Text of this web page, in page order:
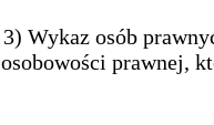
3) Wykaz osób
osobowości prawnej,